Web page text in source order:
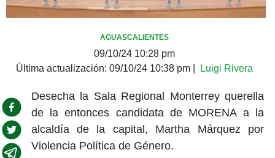
AGUASCALIENTES
09/10/24 10:28 pm
Última actualización: 09/10/24 10:38 pm Luigi Rivera
Desecha la Sala Regional Monterrey querella
de la entonces candidata de MORENA a la
alcaldía de la capital, Martha Márquez por
Violencia Política de Género.